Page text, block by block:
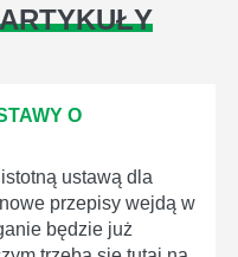
O
ustawą dla
przepisy wejdą w
będzie już